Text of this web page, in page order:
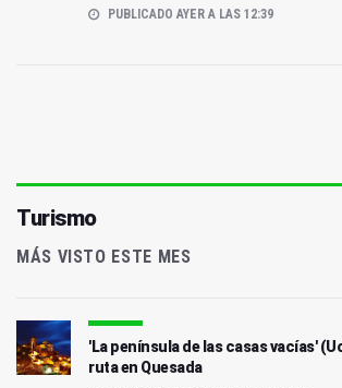
PUBLICADO AYER A LAS 12:39
Turismo
MÁS VISTO ESTE MES
'La península de las casas vacías'
ruta en Quesada